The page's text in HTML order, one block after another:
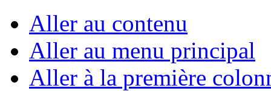
Aller au contenu
Aller au menu principal
Aller à la première